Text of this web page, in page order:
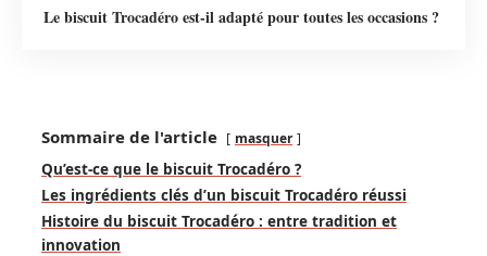
Le biscuit Trocadéro est-il adapté pour toutes les occasions ?
Sommaire de l'article masquer
Qu’est-ce que le biscuit Trocadéro ?
Les ingrédients clés d’un biscuit Trocadéro réussi
Histoire du biscuit Trocadéro : entre tradition et
innovation